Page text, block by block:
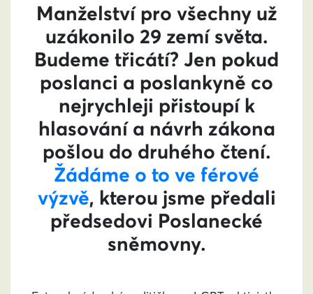
Manželství pro všechny už
uzákonilo 29 zemí světa.
Budeme třicátí? Jen pokud
poslanci a poslankyně co
nejrychleji přistoupí k
hlasování a návrh zákona
pošlou do druhého čtení.
Žádáme o to ve férové
výzvě, kterou jsme předali
předsedovi Poslanecké
sněmovny.